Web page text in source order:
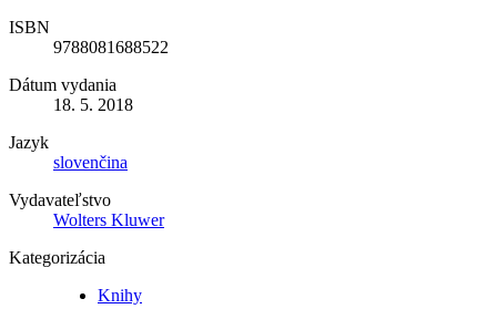
ISBN
9788081688522
Dátum vydania
18. 5. 2018
Jazyk
slovenčina
Vydavateľstvo
Wolters Kluwer
Kategorizácia
Knihy